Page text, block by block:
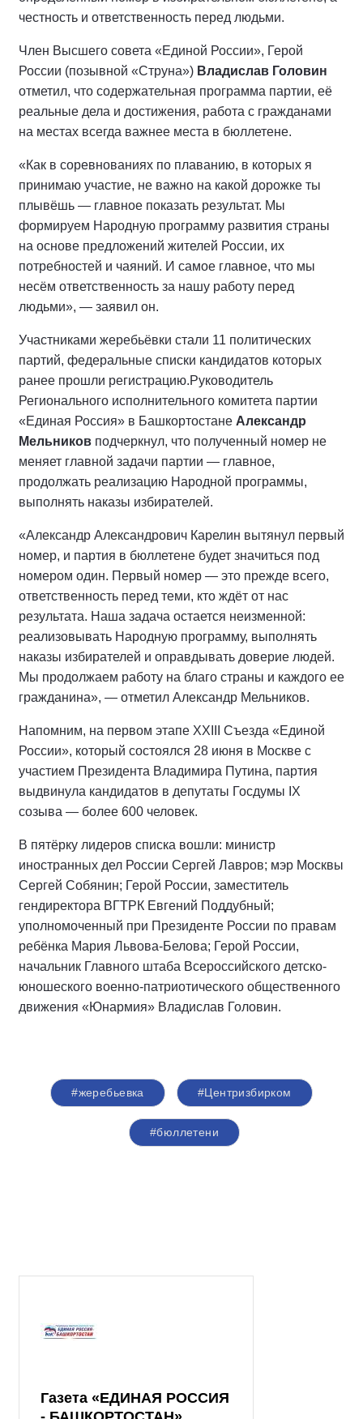
честность и ответственность перед людьми.
Член Высшего совета «Единой России», Герой
России (позывной «Струна») Владислав Головин
отметил, что содержательная программа партии, её
реальные дела и достижения, работа с гражданами
на местах всегда важнее места в бюллетене.
«Как в соревнованиях по плаванию, в которых я
принимаю участие, не важно на какой дорожке ты
плывёшь — главное показать результат. Мы
формируем Народную программу развития страны
на основе предложений жителей России, их
потребностей и чаяний. И самое главное, что мы
несём ответственность за нашу работу перед
людьми», — заявил он.
Участниками жеребьёвки стали 11 политических
партий, федеральные списки кандидатов которых
ранее прошли регистрацию.Руководитель
Регионального исполнительного комитета партии
«Единая Россия» в Башкортостане Александр
Мельников подчеркнул, что полученный номер не
меняет главной задачи партии — главное,
продолжать реализацию Народной программы,
выполнять наказы избирателей.
«Александр Александрович Карелин вытянул первый
номер, и партия в бюллетене будет значиться под
номером один. Первый номер — это прежде всего,
ответственность перед теми, кто ждёт от нас
результата. Наша задача остается неизменной:
реализовывать Народную программу, выполнять
наказы избирателей и оправдывать доверие людей.
Мы продолжаем работу на благо страны и каждого ее
гражданина», — отметил Александр Мельников.
Напомним, на первом этапе XXIII Съезда «Единой
России», который состоялся 28 июня в Москве с
участием Президента Владимира Путина, партия
выдвинула кандидатов в депутаты Госдумы IX
созыва — более 600 человек.
В пятёрку лидеров списка вошли: министр
иностранных дел России Сергей Лавров; мэр Москвы
Сергей Собянин; Герой России, заместитель
гендиректора ВГТРК Евгений Поддубный;
уполномоченный при Президенте России по правам
ребёнка Мария Львова-Белова; Герой России,
начальник Главного штаба Всероссийского детско-
юношеского военно-патриотического общественного
движения «Юнармия» Владислав Головин.
#жеребьевка #Центризбирком
#бюллетени
Газета «ЕДИНАЯ РОССИЯ